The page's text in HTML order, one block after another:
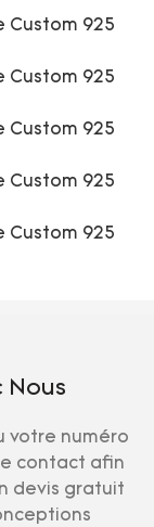
Nous
votre numéro
contact afin
devis gratuit